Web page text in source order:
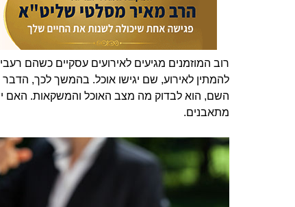
רוב המוזמנים מגיעים לאירועים עסקיים כשהם
להמתין לאירוע, שם יגישו אוכל. בהמשך לכך,
השם, הוא לבדוק מה מצב האוכל והמשקאות. האם
מתאבנים.